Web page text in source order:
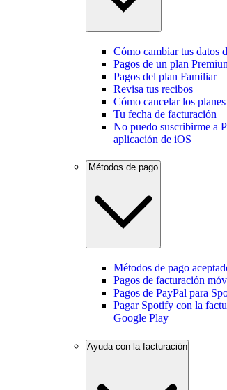
Cómo cambiar tus datos
Pagos de un plan
Pagos del plan Familiar
Revisa tus recibos
Cómo cancelar los
Tu fecha de facturación
No puedo suscribirme a
aplicación de iOS
Métodos de pago
Pagos de facturación
Pagos de PayPal para
Pagar Spotify con la
Google Play
Ayuda con la facturación